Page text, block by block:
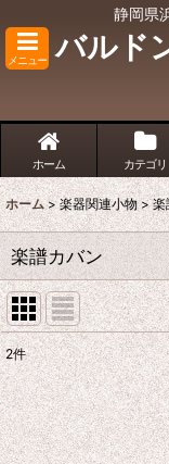
静岡県
メニュー
バルド
ホーム カテゴリ
ホーム > 楽器関連小物 > 楽
楽譜カバン
表示数:
並び順:
2件